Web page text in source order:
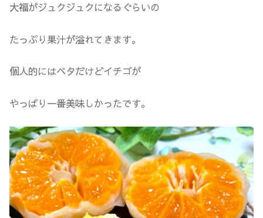
大福がジュクジュクになるぐらいの
たっぷり果汁が溢れてきます。
個人的にはベタだけどイチゴが
やっぱり一番美味しかったです。